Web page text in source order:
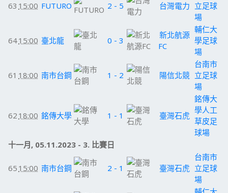
63 15:00 FUTURO 2 - 5 台灣電力 立足球
場
6415:00 臺北龍 0 - 3
新北航源
FC
輔仁大
學足球
場
61 18:00 南市台鋼 1 - 2 陽信北競
台南市
立足球
場
62 18:00 銘傳大學 1 - 1 臺灣石虎
銘傳大
學人工
草皮足
球場
十一月, 05.11.2023 - 3. 比賽日
65 15:00 南市台鋼 2 - 1 臺灣石虎
台南市
立足球
場